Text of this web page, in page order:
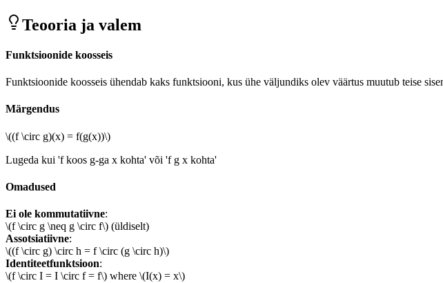
Teooria ja valem
Funktsioonide koosseis
Funktsioonide koosseis ühendab kaks funktsiooni, kus ühe väljundiks olev väärtus muutub teise
Märgendus
\((f \circ g)(x) = f(g(x))\)
Lugeda kui 'f koos g-ga x kohta' või 'f g x kohta'
Omadused
Ei ole kommutatiivne:
\(f \circ g \neq g \circ f\) (üldiselt)
Assotsiatiivne:
\((f \circ g) \circ h = f \circ (g \circ h)\)
Identiteetfunktsioon:
\(f \circ I = I \circ f = f\) where \(I(x) = x\)